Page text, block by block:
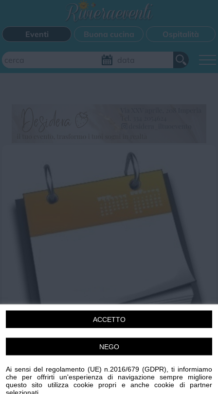
ACCETTO
NEGO
Ai sensi del regolamento (UE) n.2016/679 (GDPR), ti informiamo
che per offrirti un'esperienza di navigazione sempre migliore
questo sito utilizza cookie propri e anche cookie di partner
selezionati.
Eventi Buona cucina Ospitalità
CATEGORIE EVENTI
Bimbi Cinema Corsi
SpettacoloSport
Meditazione musicale
Dona Nobis Pacem
Domenica 14 Giugno 2026